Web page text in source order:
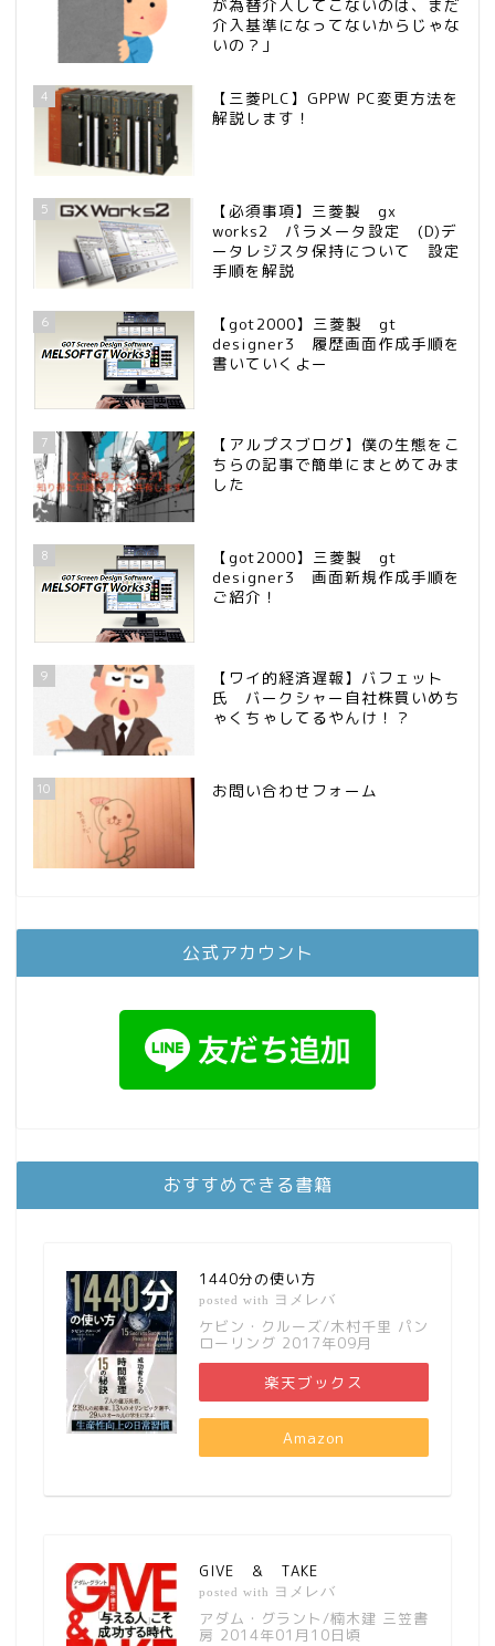
が為替介入してこないのは、まだ
介入基準になってないからじゃな
いの？」
4
【三菱PLC】GPPW PC変更方法を
解説します！
5
【必須事項】三菱製 gx
works2 パラメータ設定 (D)デ
ータレジスタ保持について 設定
手順を解説
6
【got2000】三菱製 gt
designer3 履歴画面作成手順を
書いていくよー
7
【アルプスブログ】僕の生態をこ
ちらの記事で簡単にまとめてみま
した
8
【got2000】三菱製 gt
designer3 画面新規作成手順を
ご紹介！
9
【ワイ的経済遅報】バフェット
氏 バークシャー自社株買いめち
ゃくちゃしてるやんけ！？
10 お問い合わせフォーム
公式アカウント
おすすめできる書籍
1440分の使い方
posted with ヨメレバ
ケビン・クルーズ/木村千里 パン
ローリング 2017年09月
楽天ブックス
Amazon
GIVE ＆ TAKE
posted with ヨメレバ
アダム・グラント/楠木建 三笠書
房 2014年01月10日頃